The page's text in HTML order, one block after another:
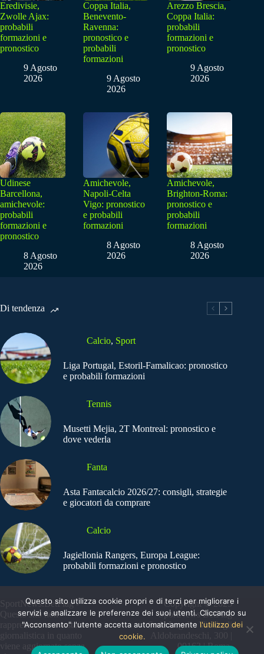
Eredivisie,
Zwolle Ajax:
probabili
formazioni e
pronostico
9 Agosto
2026
Coppa Italia,
Benevento-
Ravenna:
pronostico e
probabili
formazioni
9 Agosto
2026
Arezzo Brescia,
Coppa Italia:
probabili
formazioni e
pronostico
9 Agosto
2026
Udinese
Barcellona,
amichevole:
probabili
formazioni e
pronostico
8 Agosto
2026
Amichevole,
Napoli-Celta
Vigo: pronostico
e probabili
formazioni
8 Agosto
2026
Amichevole,
Brighton-Roma:
pronostico e
probabili
formazioni
8 Agosto
2026
Di tendenza
Calcio, Sport
Liga Portugal, Estoril-Famalicao: pronostico
e probabili formazioni
Tennis
Musetti Mejia, 2T Montreal: pronostico e
dove vederla
Fanta
Asta Fantacalcio 2026/27: consigli, strategie
e giocatori da comprare
Calcio
Jagiellonia Rangers, Europa League:
probabili formazioni e pronostico
SportNews.BetFlag -
Questo sito non
rappresenta una testata
giornalistica in quanto
viene aggiornato senza
Copyright © 2025
SportNews BetFlag
Sede Legale: Via degli
Aldobrandeschi, 300 |
00163 | Roma
Questo sito utilizza cookie propri e di terzi per migliorare i
servizi e analizzare le preferenze dei suoi utenti. Cliccando su
"Acconsento" l'utente accetta automaticamente l'utilizzo dei
cookie.